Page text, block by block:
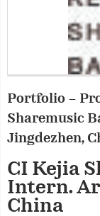
Portfolio –
Sharemusic
Jingdezhen,
CI Kejia
Intern.
China